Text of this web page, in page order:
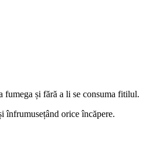
fumega și fără a li se consuma fitilul.
înfrumusețând orice încăpere.